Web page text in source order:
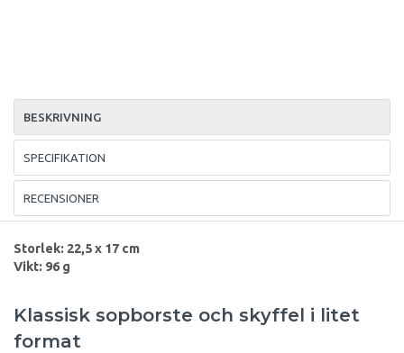
BESKRIVNING
SPECIFIKATION
RECENSIONER
Storlek: 22,5 x 17 cm
Vikt: 96 g
Klassisk sopborste och skyffel i litet
format